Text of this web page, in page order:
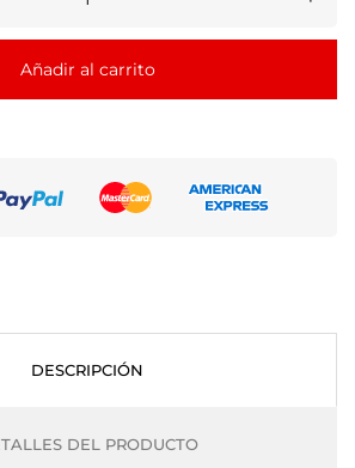
Añadir al carrito
DESCRIPCIÓN
DEL PRODUCTO